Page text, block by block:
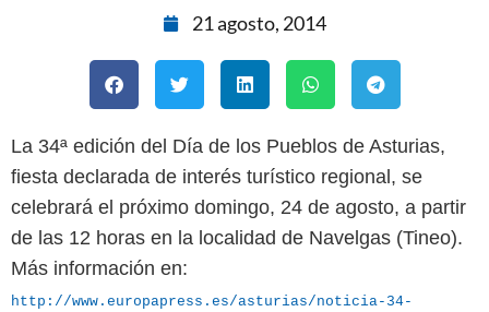
21 agosto, 2014
La 34ª edición del Día de los Pueblos de Asturias,
fiesta declarada de interés turístico regional, se
celebrará el próximo domingo, 24 de agosto, a partir
de las 12 horas en la localidad de Navelgas (Tineo).
Más información en:
http://www.europapress.es/asturias/noticia-34-